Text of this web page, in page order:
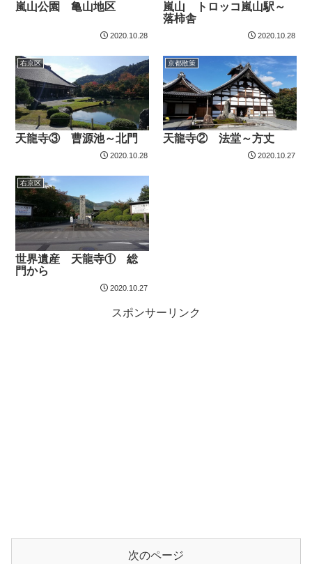
嵐山公園 亀山地区
2020.10.28
嵐山 トロッコ嵐山駅～
落柿舎
2020.10.28
右京区
天龍寺③ 曹源池～北門
2020.10.28
京都散策
天龍寺② 法堂～方丈
2020.10.27
右京区
世界遺産 天龍寺① 総
門から
2020.10.27
スポンサーリンク
次のページ